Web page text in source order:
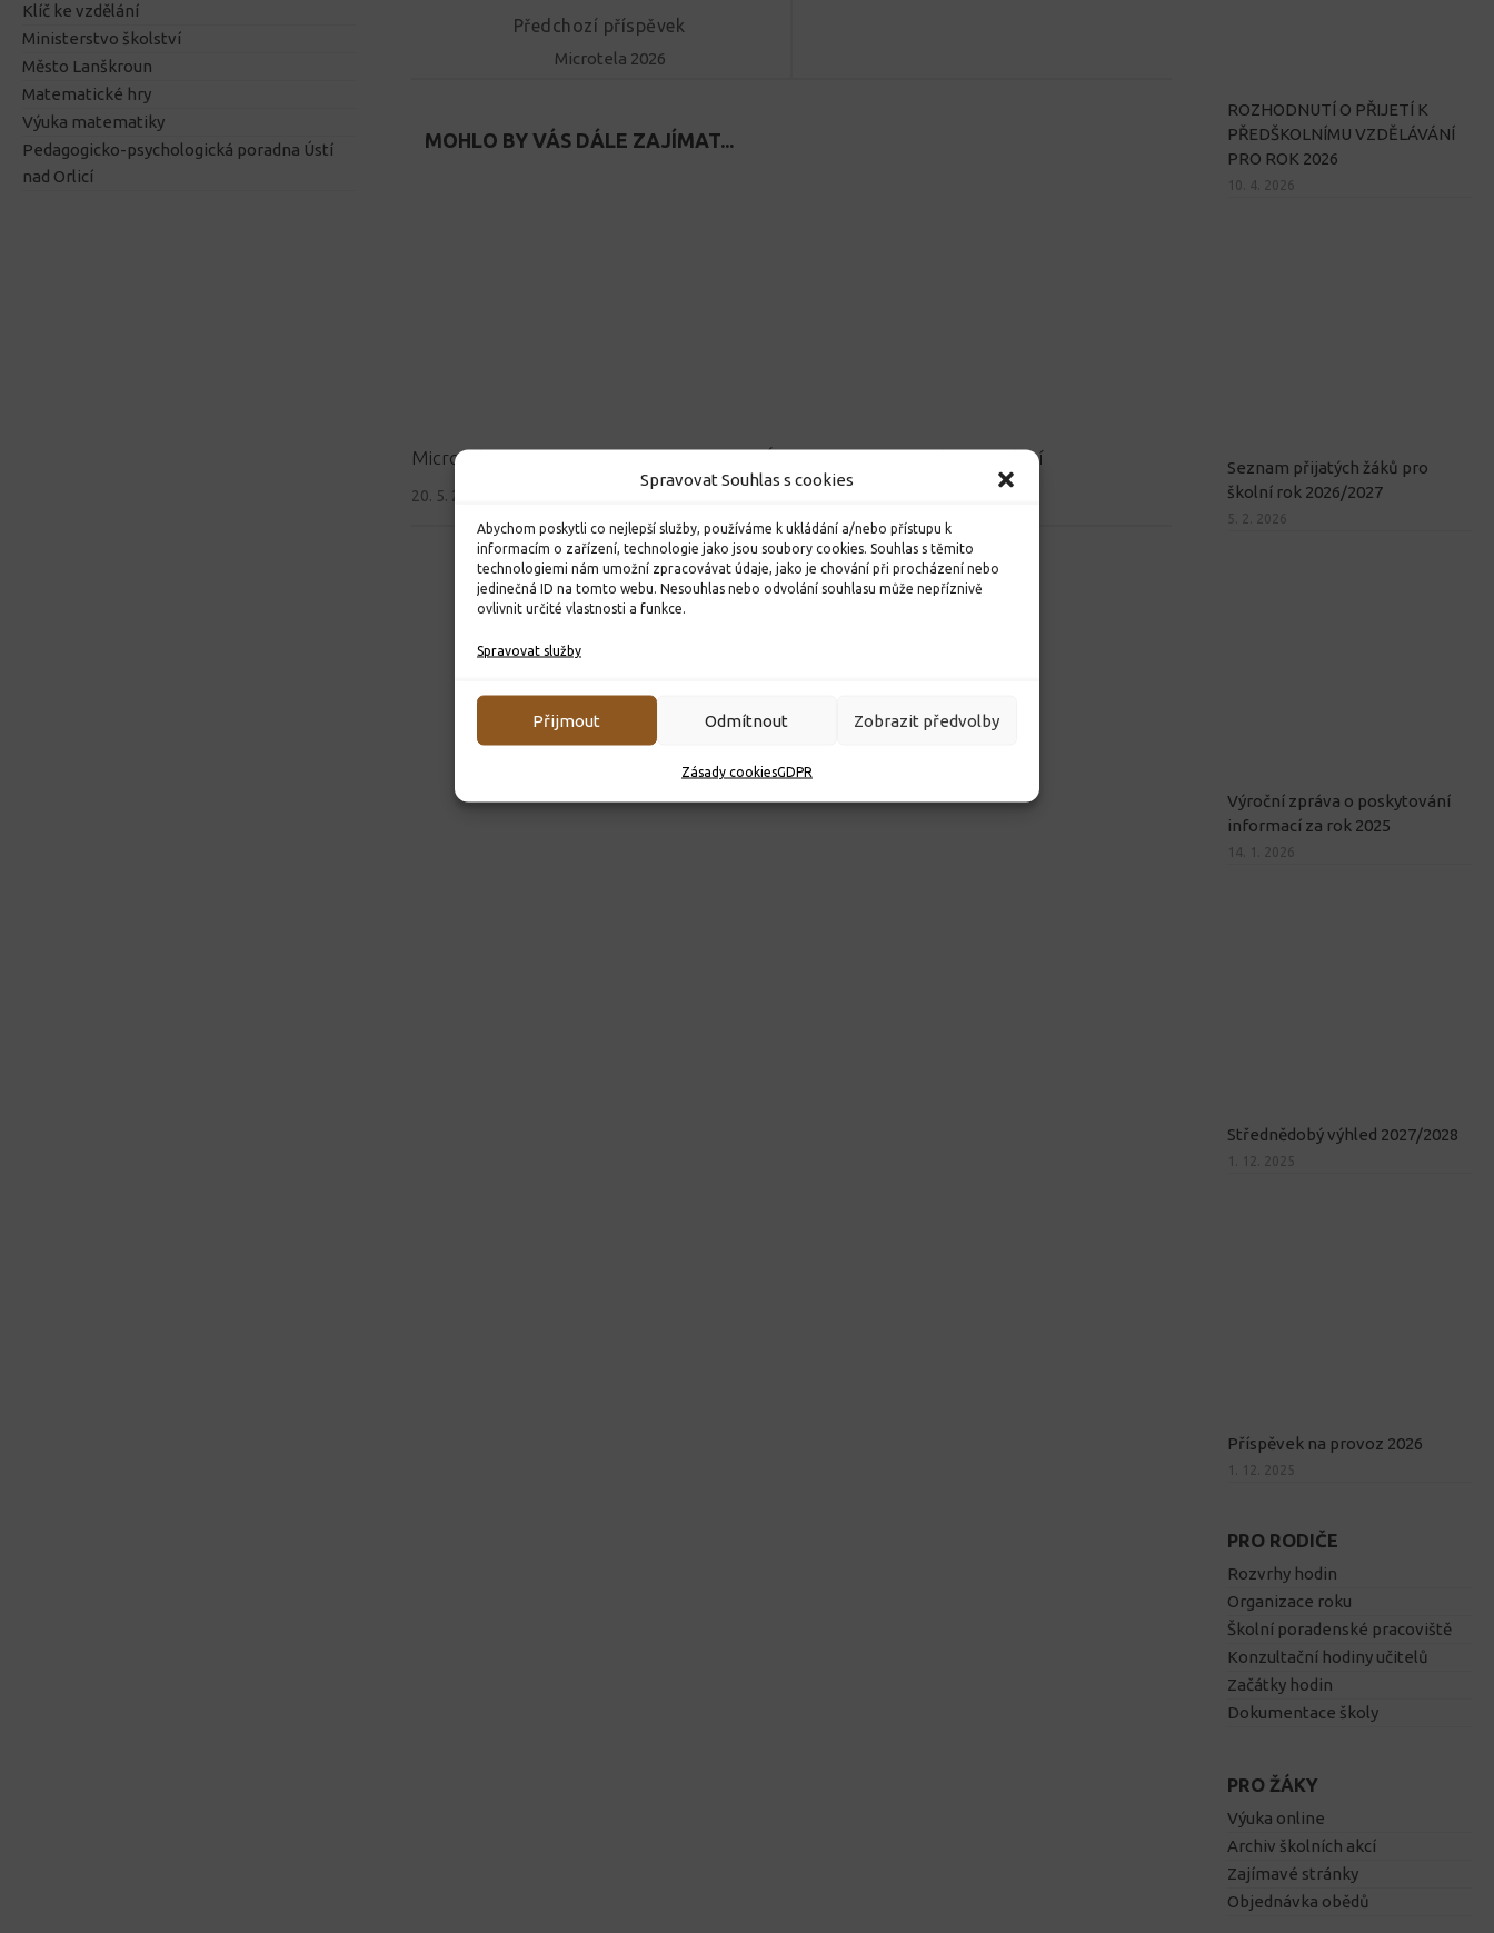
Spravovat Souhlas s cookies
Abychom poskytli co nejlepší služby, používáme k ukládání a/nebo přístupu k
informacím o zařízení, technologie jako jsou soubory cookies. Souhlas s těmito
technologiemi nám umožní zpracovávat údaje, jako je chování při procházení nebo
jedinečná ID na tomto webu. Nesouhlas nebo odvolání souhlasu může nepříznivě
ovlivnit určité vlastnosti a funkce.
Spravovat služby
Přijmout Odmítnout Zobrazit předvolby
Zásady cookiesGDPR
Předchozí příspěvek
Microtela 2026
MOHLO BY VÁS DÁLE ZAJÍMAT...
Microtela 2023
20. 5. 2023
CYKLISTICKÝ KURZ Volba povolání
Klíč ke vzdělání
Ministerstvo školství
Město Lanškroun
Matematické hry
Výuka matematiky
Pedagogicko-psychologická poradna Ústí
nad Orlicí
ROZHODNUTÍ O PŘIJETÍ K
PŘEDŠKOLNÍMU VZDĚLÁVÁNÍ
PRO ROK 2026
10. 4. 2026
Seznam přijatých žáků pro
školní rok 2026/2027
5. 2. 2026
Výroční zpráva o poskytování
informací za rok 2025
14. 1. 2026
Střednědobý výhled 2027/2028
1. 12. 2025
Příspěvek na provoz 2026
1. 12. 2025
PRO RODIČE
Rozvrhy hodin
Organizace roku
Školní poradenské pracoviště
Konzultační hodiny učitelů
Začátky hodin
Dokumentace školy
PRO ŽÁKY
Výuka online
Archiv školních akcí
Zajímavé stránky
Objednávka obědů